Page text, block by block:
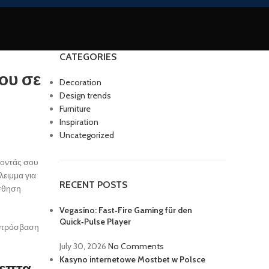
σε
σου
για
CATEGORIES
Decoration
Design trends
Furniture
Inspiration
Uncategorized
RECENT POSTS
Vegasino: Fast‑Fire Gaming für den
Quick‑Pulse Player
July 30, 2026 No Comments
Kasyno internetowe Mostbet w Polsce